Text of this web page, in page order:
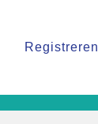
Registreren